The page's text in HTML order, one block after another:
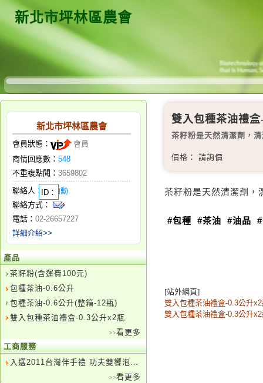
新北市坪林區農會
ID：
新北市坪林區農會
會員狀態：
會員
商情回應數： 548
不重複點閱： 3659802
聯絡人：陳柏勳
聯絡方式：
電話： 02-26657227
詳細介紹>>
產品
茶籽粉(含運費100元)
包種茶油-0.6公升
包種茶油-0.6公升(整箱-12瓶)
雙入包種茶油禮盒-0.3公升x2瓶
>>看更多
工商服務
入選2011台灣伴手禮 功夫雙饗泡品茶新概念
>>看更多
雙入包種茶油禮
茶籽粉是天然清潔劑，
價格： 請詢價
茶籽粉是天然清潔劑，
#包種 #茶油 #油品
[站外網頁]
雙入包種茶油禮盒-0.3公升
雙入包種茶油禮盒-0.3公升